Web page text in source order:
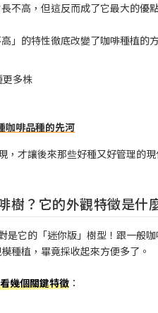
不高，但這反而成了它最大的優點
」的特性徹底改變了咖啡種植的
多株
咖啡品種的先河
，才讓後來那些好種又好管理的
樹？它的外觀特徵是什
是它的「迷你版」樹型！跟一般
種植，畢竟採收起來方便多了。
幾個關鍵特徵 ：